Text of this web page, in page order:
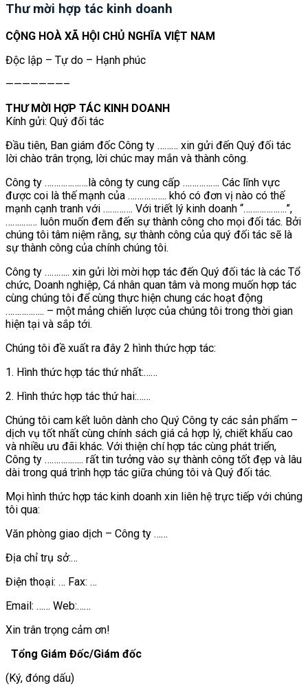
Thư mời hợp tác kinh doanh
CỘNG HOÀ XÃ HỘI CHỦ NGHĨA VIỆT NAM
Độc lập – Tự do – Hạnh phúc
———————–
THƯ MỜI HỢP TÁC KINH DOANH
Kính gửi: Quý đối tác
Đầu tiên, Ban giám đốc Công ty ……… xin gửi đến Quý đối tác
lời chào trân trọng, lời chúc may mắn và thành công.
Công ty ……………….là công ty cung cấp ……………. Các lĩnh vực
được coi là thế mạnh của …………….. khó có đơn vị nào có thế
mạnh cạnh tranh với …………. Với triết lý kinh doanh “……………….”,
……..…… luôn muốn đem đến sự thành công cho mọi đối tác. Bởi
chúng tôi tâm niệm rằng, sự thành công của quý đối tác sẽ là
sự thành công của chính chúng tôi.
Công ty ……….. xin gửi lời mời hợp tác đến Quý đối tác là các Tổ
chức, Doanh nghiệp, Cá nhân quan tâm và mong muốn hợp tác
cùng chúng tôi để cùng thực hiện chung các hoạt động
…………….. – một mảng chiến lược của chúng tôi trong thời gian
hiện tại và sắp tới.
Chúng tôi đề xuất ra đây 2 hình thức hợp tác:
1. Hình thức hợp tác thứ nhất:……
2. Hình thức hợp tác thứ hai:……
Chúng tôi cam kết luôn dành cho Quý Công ty các sản phẩm –
dịch vụ tốt nhất cùng chính sách giá cả hợp lý, chiết khấu cao
và nhiều ưu đãi khác. Với thiện chí hợp tác cùng phát triển,
Công ty …………….. rất tin tưởng vào sự thành công tốt đẹp và lâu
dài trong quá trình hợp tác giữa chúng tôi và Quý đối tác.
Mọi hình thức hợp tác kinh doanh xin liên hệ trực tiếp với chúng
tôi qua:
Văn phòng giao dịch – Công ty ……
Địa chỉ trụ sở:…
Điện thoại: … Fax: …
Email: …… Web:……
Xin trân trọng cảm ơn!
Tổng Giám Đốc/Giám đốc
(Ký, đóng dấu)